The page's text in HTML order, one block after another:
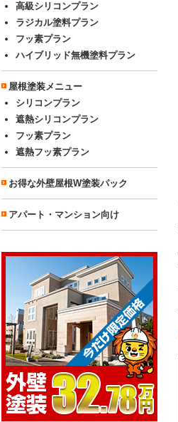
高級シリコンプラン
ラジカル塗料プラン
フッ素プラン
ハイブリッド無機塗料プラン
屋根塗装メニュー
シリコンプラン
遮熱シリコンプラン
フッ素プラン
遮熱フッ素プラン
お得な外壁屋根W塗装パック
アパート・マンション向け